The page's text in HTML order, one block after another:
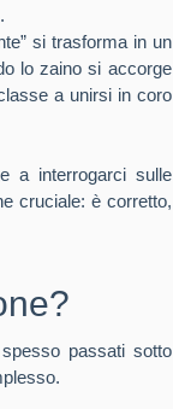
si trasforma in un
lo zaino si accorge
a unirsi in coro
a interrogarci sulle
cruciale: è corretto,
passati sotto